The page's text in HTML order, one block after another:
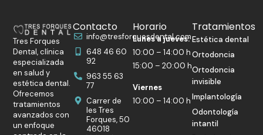
Tres Forques
Dental, clínica
especializada
en salud y
estética dental.
Ofrecemos
tratamientos
avanzados con
un enfoque
Contacto
info@tresforquesdental.com
648 46 60
92
963 55 63
77
Carrer de
les Tres
Forques, 50
46018
Horario
Lunes a jueves:
10:00 – 14:00 h
15:00 – 20:00 h
Viernes
10:00 – 14:00 h
Tratamientos
Estética dental
Ortodoncia
Ortodoncia
invisible
Implantología
Odontología
intantil